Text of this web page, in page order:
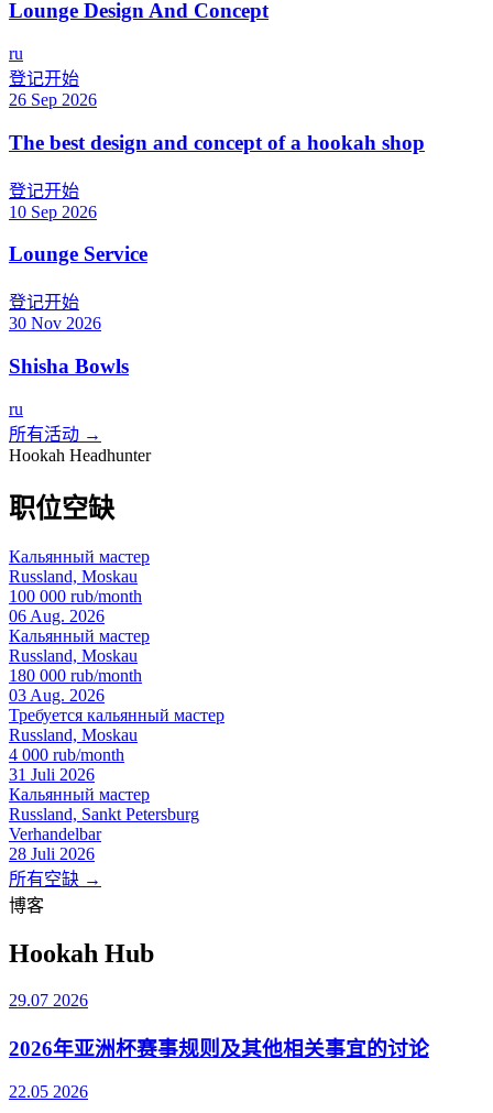
Lounge Design And Concept
ru
登记开始
26 Sep 2026
The best design and concept of a hookah shop
登记开始
10 Sep 2026
Lounge Service
登记开始
30 Nov 2026
Shisha Bowls
ru
所有活动 →
Hookah Headhunter
职位空缺
Кальянный мастер
Russland, Moskau
100 000 rub/month
06 Aug. 2026
Кальянный мастер
Russland, Moskau
180 000 rub/month
03 Aug. 2026
Требуется кальянный мастер
Russland, Moskau
4 000 rub/month
31 Juli 2026
Кальянный мастер
Russland, Sankt Petersburg
Verhandelbar
28 Juli 2026
所有空缺 →
博客
Hookah Hub
29.07 2026
2026年亚洲杯赛事规则及其他相关事宜的讨论
22.05 2026